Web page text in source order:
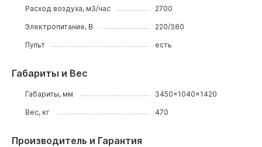
Расход воздуха, м3/час 2700
Электропитание, В 220/380
Пульт есть
Габариты и Вес
Габариты, мм 3450x1040x1420
Вес, кг 470
Производитель и Гарантия